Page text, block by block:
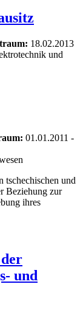
18.02.2013
und
01.01.2011 -
tschechischen und
Beziehung zur
ihres
und